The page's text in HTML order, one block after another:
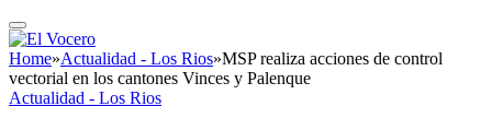
Home»Actualidad - Los Rios»MSP realiza acciones de control
vectorial en los cantones Vinces y Palenque
Actualidad - Los Rios